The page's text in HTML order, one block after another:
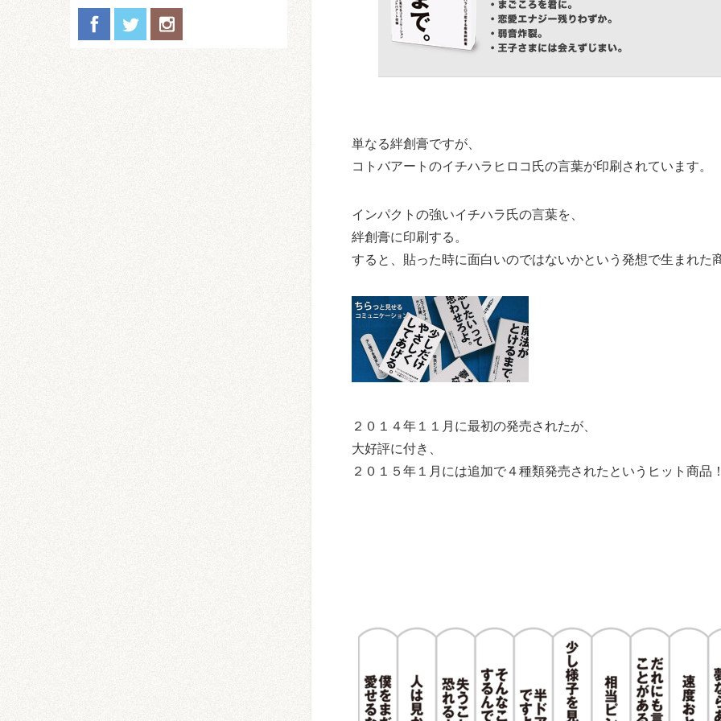
単なる絆創膏ですが、
コトバアートのイチハラヒロコ氏の言葉が印刷されています。
インパクトの強いイチハラ氏の言葉を、
絆創膏に印刷する。
すると、貼った時に面白いのではないかという発想で生まれた
２０１４年１１月に最初の発売されたが、
大好評に付き、
２０１５年１月には追加で４種類発売されたというヒット商品